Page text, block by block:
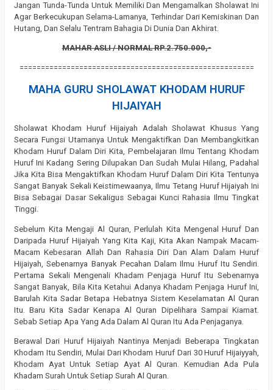
Jangan Tunda-Tunda Untuk Memiliki Dan Mengamalkan Sholawat Ini
Agar Berkecukupan Selama-Lamanya, Terhindar Dari Kemiskinan Dan
Hutang, Dan Selalu Tentram Bahagia Di Dunia Dan Akhirat.
MAHAR ASLI / NORMAL RP.2.750.000,-
=======================================================
MAHA GURU SHOLAWAT KHODAM HURUF
HIJAIYAH
Sholawat Khodam Huruf Hijaiyah Adalah Sholawat Khusus Yang
Secara Fungsi Utamanya Untuk Mengaktifkan Dan Membangkitkan
Khodam Huruf Dalam Diri Kita, Pembelajaran Ilmu Tentang Khodam
Huruf Ini Kadang Sering Dilupakan Dan Sudah Mulai Hilang, Padahal
Jika Kita Bisa Mengaktifkan Khodam Huruf Dalam Diri Kita Tentunya
Sangat Banyak Sekali Keistimewaanya, Ilmu Tetang Huruf Hijaiyah Ini
Bisa Sebagai Dasar Sekaligus Sebagai Kunci Rahasia Ilmu Tingkat
Tinggi.
Sebelum Kita Mengaji Al Quran, Perlulah Kita Mengenal Huruf Dan
Daripada Huruf Hijaiyah Yang Kita Kaji, Kita Akan Nampak Macam-
Macam Kebesaran Allah Dan Rahasia Diri Dan Alam Dalam Huruf
Hijaiyah, Sebenarnya Banyak Pecahan Dalam Ilmu Huruf Itu Sendiri.
Pertama Sekali Mengenali Khadam Penjaga Huruf Itu Sebenarnya
Sangat Banyak, Bila Kita Ketahui Adanya Khadam Penjaga Huruf Ini,
Barulah Kita Sadar Betapa Hebatnya Sistem Keselamatan Al Quran
Itu. Baru Kita Sadar Kenapa Al Quran Dipelihara Sampai Kiamat.
Sebab Setiap Apa Yang Ada Dalam Al Quran Itu Ada Penjaganya.
Berawal Dari Huruf Hijaiyah Nantinya Menjadi Beberapa Tingkatan
Khodam Itu Sendiri, Mulai Dari Khodam Huruf Dari 30 Huruf Hijaiyyah,
Khodam Ayat Untuk Setiap Ayat Al Quran. Kemudian Ada Pula
Khadam Surah Untuk Setiap Surah Al Quran.